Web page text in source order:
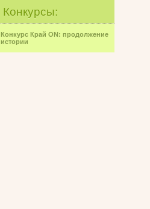
Конкурсы:
Конкурс Край ON: продолжение
истории